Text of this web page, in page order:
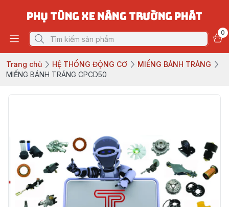
PHỤ TÙNG XE NÂNG TRƯỜNG PHÁT
0
Trang chủ HỆ THỐNG ĐỘNG CƠ
MIẾNG BÁNH TRÁNG
MIẾNG BÁNH TRÁNG CPCD50